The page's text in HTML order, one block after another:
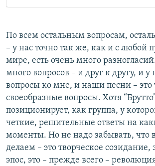
По всем остальным вопросам,
– у нас точно так же, как и с любой
мире, есть очень много
много вопросов – и друг к другу, и у
вопросы ко мне, и наши песни – это
своеобразные вопросы. Хотя
позиционирует, как группа, у
четкие, решительные ответы на
моменты. Но не надо забывать, что
делаем – это творческое созидание,
эпос, это – прежде всего –